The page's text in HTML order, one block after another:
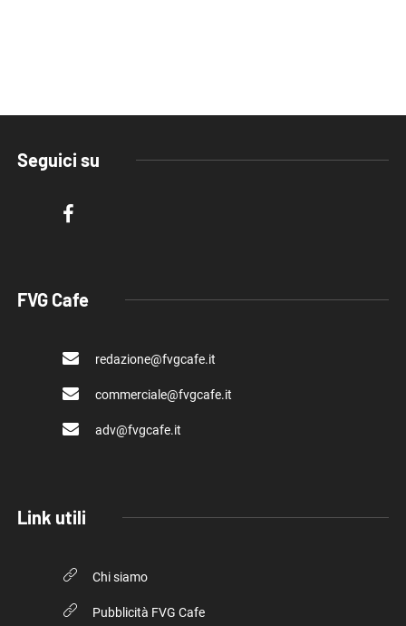
Seguici su
FVG Cafe
redazione@fvgcafe.it
commerciale@fvgcafe.it
adv@fvgcafe.it
Link utili
Chi siamo
Pubblicità FVG Cafe